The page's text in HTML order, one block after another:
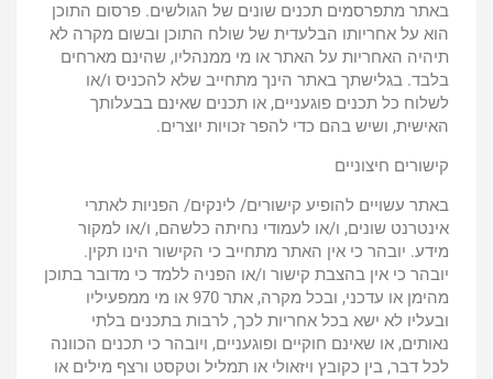
באתר מתפרסמים תכנים שונים של הגולשים. פרסום התוכן
הוא על אחריותו הבלעדית של שולח התוכן ובשום מקרה לא
תיהיה האחריות על האתר או מי ממנהליו, שהינם מארחים
בלבד. בגלישתך באתר הינך מתחייב שלא להכניס ו/או
לשלוח כל תכנים פוגעניים, או תכנים שאינם בבעלותך
האישית, ושיש בהם כדי להפר זכויות יוצרים.
קישורים חיצוניים
באתר עשויים להופיע קישורים/ לינקים/ הפניות לאתרי
אינטרנט שונים, ו/או לעמודי נחיתה כלשהם, ו/או למקור
מידע. יובהר כי אין האתר מתחייב כי הקישור הינו תקין.
יובהר כי אין בהצבת קישור ו/או הפניה ללמד כי מדובר בתוכן
מהימן או עדכני, ובכל מקרה, אתר 970 או מי ממפעיליו
ובעליו לא ישא בכל אחריות לכך, לרבות בתכנים בלתי
נאותים, או שאינם חוקיים ופוגעניים, ויובהר כי תכנים הכוונה
לכל דבר, בין כקובץ ויזאולי או תמליל וטקסט ורצף מילים או